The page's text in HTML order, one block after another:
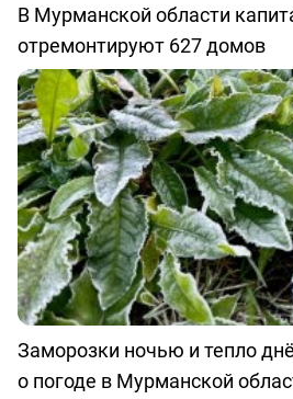
В Мурманской области
отремонтируют 627 домов
Заморозки ночью и тепло
о погоде в Мурманской